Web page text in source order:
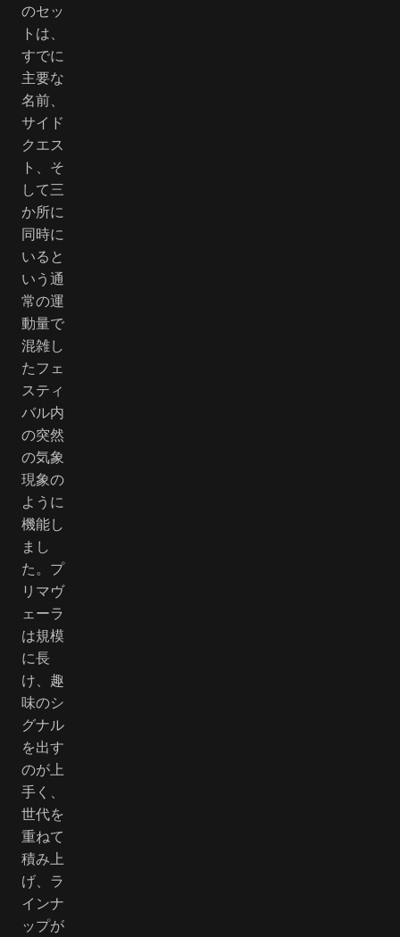
のセッ
トは、
すでに
主要な
名前、
サイド
クエス
ト、そ
して三
か所に
同時に
いると
いう通
常の運
動量で
混雑し
たフェ
スティ
バル内
の突然
の気象
現象の
ように
機能し
まし
た。プ
リマヴ
ェーラ
は規模
に長
け、趣
味のシ
グナル
を出す
のが上
手く、
世代を
重ねて
積み上
げ、ラ
インナ
ップが